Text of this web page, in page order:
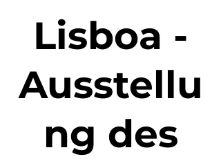
Lisboa -
Ausstellu
ng des